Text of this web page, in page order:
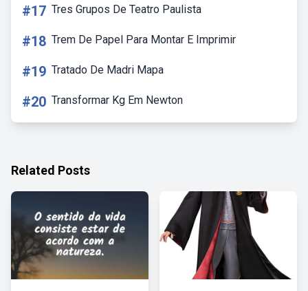
#17 Tres Grupos De Teatro Paulista
#18 Trem De Papel Para Montar E Imprimir
#19 Tratado De Madri Mapa
#20 Transformar Kg Em Newton
Related Posts